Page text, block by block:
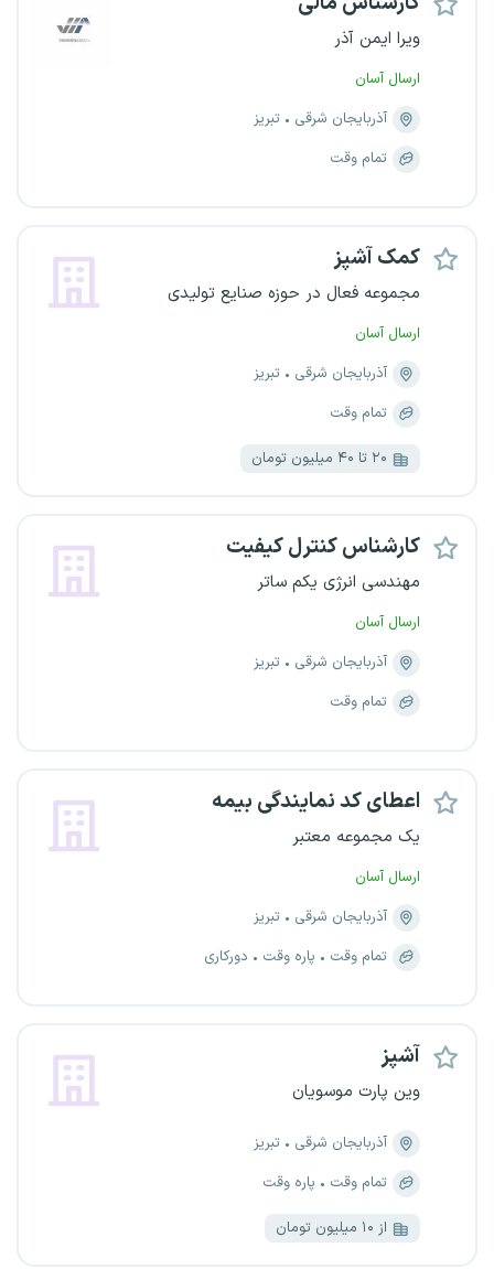
ویرا ایمن آذر
ارسال آسان
آذربایجان شرقی
تبریز
تمام وقت
کمک آشپز
مجموعه فعال در حوزه صنایع تولیدی
ارسال آسان
آذربایجان شرقی
تبریز
تمام وقت
۲۰ تا ۴۰ میلیون تومان
کارشناس کنترل کیفیت
مهندسی انرژی یکم ساتر
ارسال آسان
آذربایجان شرقی
تبریز
تمام وقت
اعطای کد نمایندگی بیمه
یک مجموعه معتبر
ارسال آسان
آذربایجان شرقی
تبریز
تمام وقت
پاره وقت دورکاری
آشپز
وین پارت موسویان
آذربایجان شرقی
تبریز
تمام وقت
پاره وقت
از ۱۰ میلیون تومان